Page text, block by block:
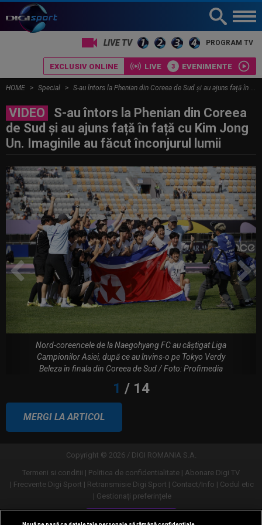
LIVE TV PROGRAM TV
EXCLUSIV ONLINE LIVE EVENIMENTE
HOME Special S-au întors la Phenian din Coreea de Sud și au ajuns față în față cu Kim Jong Un. Imaginile au făcut înconjurul lumii
VIDEO
S-au întors la Phenian din Coreea
de Sud și au ajuns față în față cu Kim Jong
Un. Imaginile au făcut înconjurul lumii
Nord-coreencele de la Naegohyang FC au câștigat Liga
Campionilor Asiei, după ce au învins-o pe Tokyo Verdy
Beleza în finala din Coreea de Sud / Foto: Profimedia
CELE MAI CITITE
MERCATO în Europa. Toate
transferurile verii sunt AICI! Mohamed
Salah a plecat...
Constantin Pănescu a murit. S-ar fi
electrocutat în propria curte
pole-position pentru transferul său
Italienii au tras concluzia despre Cristi
Chivu, după AC Milan - Inter
FOTO
500.000 €! Vlad Chiricheș a
MERGI LA ARTICOL
Copyright © 2026 / DIGI ROMANIA S.A.
Termeni si conditii
Politica de confidentialitate
Abonare Digi TV
Frecvente Digi Sport
Retransmisie Digi Sport Contact/Info
Codul etic
Gestionați preferințele
Versiune desktop